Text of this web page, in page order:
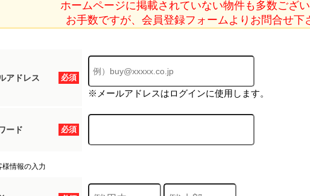
ホームページに掲載されていない物件も多数ござい
お手数ですが、会員登録フォームよりお問合せ下
必須
アドレス
※メールアドレスはログインに使用します。
必須
ード
様情報の入力